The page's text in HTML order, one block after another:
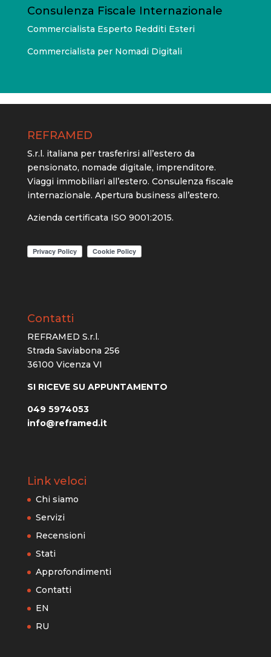
Consulenza Fiscale Internazionale
Commercialista Esperto Redditi Esteri
Commercialista per Nomadi Digitali
REFRAMED
S.r.l. italiana per trasferirsi all’estero da
pensionato, nomade digitale, imprenditore.
Viaggi immobiliari all’estero. Consulenza fiscale
internazionale. Apertura business all’estero.
Azienda certificata ISO 9001:2015.
Contatti
REFRAMED S.r.l.
Strada Saviabona 256
36100 Vicenza VI
SI RICEVE SU APPUNTAMENTO
049 5974053
info@reframed.it
Link veloci
Chi siamo
Servizi
Recensioni
Stati
Approfondimenti
Contatti
EN
RU